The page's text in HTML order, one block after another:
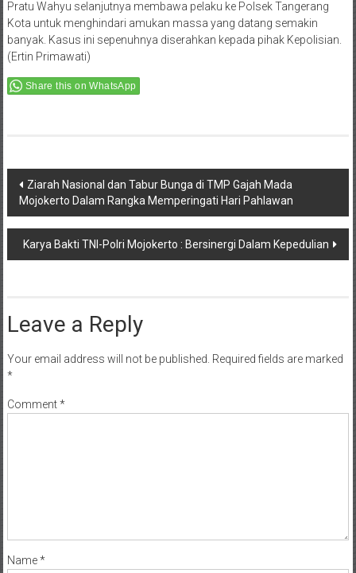
Pratu Wahyu selanjutnya membawa pelaku ke Polsek Tangerang
Kota untuk menghindari amukan massa yang datang semakin
banyak. Kasus ini sepenuhnya diserahkan kepada pihak Kepolisian.
(Ertin Primawati)
Share this on WhatsApp
Post
navigation
Ziarah Nasional dan Tabur Bunga di TMP Gajah Mada
Mojokerto Dalam Rangka Memperingati Hari Pahlawan
Karya Bakti TNI-Polri Mojokerto : Bersinergi Dalam Kepedulian
Leave a Reply
Your email address will not be published. Required fields are marked
*
Comment*
Name*